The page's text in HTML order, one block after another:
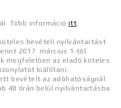
Több információitt.
bevételi nyilvántartást
2017. március 1-től.
megfelelően az eladó köteles
kiállítani.
bevételt az adóhatóságnál
48 órán belül nyilvántartásba